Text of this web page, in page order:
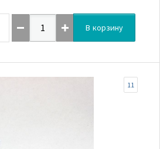
В корзину
11